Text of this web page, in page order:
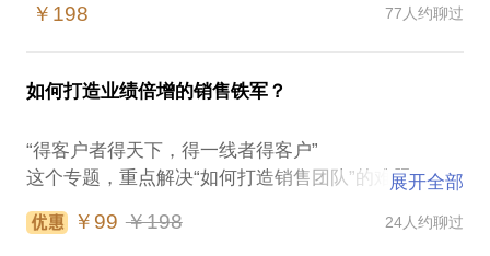
2、总是被拒绝？
3、微信加不上?加上不说话！
5、客户的反对意见，如何处理？
6、明明有意向，就是不能成交？
7、销售业绩遇到瓶颈，如何突破？
￥198 77人约聊过
如何打造业绩倍增的销售铁军？
“得客户者得天下，得一线者得客户”
这个专题，重点解决“如何打造销售团队”的难题。
⭕如何从0到1，打造电销/面销/私域的销售团队？
展开全部
￥99 ￥198 24人约聊过